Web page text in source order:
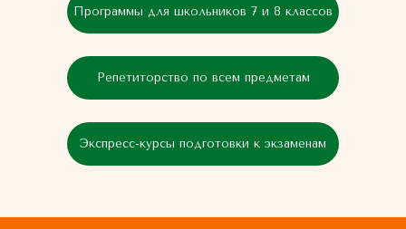
Программы для школьников 7 и 8 классов
Репетиторство по всем предметам
Экспресс-курсы подготовки к экзаменам